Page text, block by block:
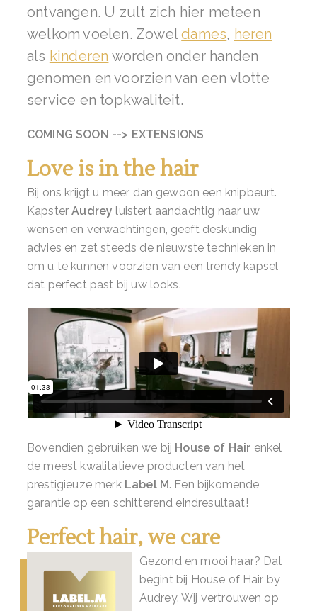
ontvangen. U zult zich hier meteen
welkom voelen. Zoweldames, heren
als kinderen worden onder handen
genomen en voorzien van een vlotte
service en topkwaliteit.
COMING SOON --> EXTENSIONS
Love is in the hair
Bij ons krijgt u meer dan gewoon een knipbeurt.
KapsterAudrey luistert aandachtig naar uw
wensen en verwachtingen, geeft deskundig
advies en zet steeds de nieuwste technieken in
om u te kunnen voorzien van een trendy kapsel
dat perfect past bij uw looks.
Bovendien gebruiken we bij House of Hair enkel
de meest kwalitatieve producten van het
prestigieuze merk Label M. Een bijkomende
garantie op een schitterend eindresultaat!
Perfect hair, we care
Gezond en mooi haar? Dat
begint bij House of Hair by
Audrey. Wij vertrouwen op